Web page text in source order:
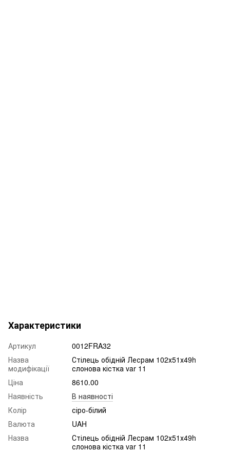
Характеристики
Артикул
0012FRA32
Назва
модифікації
Стілець обідній Лесрам 102х51х49h
слонова кістка var 11
Ціна
8610.00
Наявність
В наявності
Колір
сіро-білий
Валюта
UAH
Назва
Стілець обідній Лесрам 102х51х49h
слонова кістка var 11